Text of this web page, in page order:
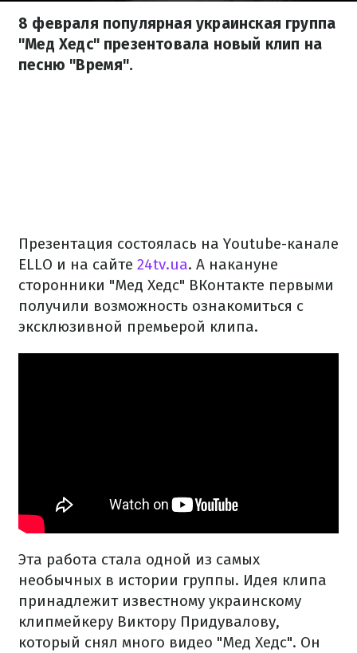
8 февраля популярная украинская группа
"Мед Хедс" презентовала новый клип на
песню "Время".
Презентация состоялась на Youtube-канале
ELLO и на сайте 24tv.ua. А накануне
сторонники "Мед Хедс" ВКонтакте первыми
получили возможность ознакомиться с
эксклюзивной премьерой клипа.
Эта работа стала одной из самых
необычных в истории группы. Идея клипа
принадлежит известному украинскому
клипмейкеру Виктору Придувалову,
который снял много видео "Мед Хедс". Он